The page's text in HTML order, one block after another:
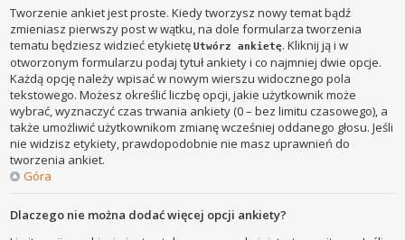
Tworzenie ankiet jest proste. Kiedy tworzysz nowy temat bądź
zmieniasz pierwszy post w wątku, na dole formularza tworzenia
tematu będziesz widzieć etykietęUtwórz ankietę. Kliknij ją i w
otworzonym formularzu podaj tytuł ankiety i co najmniej dwie opcje.
Każdą opcję należy wpisać w nowym wierszu widocznego pola
tekstowego. Możesz określić liczbę opcji, jakie użytkownik może
wybrać, wyznaczyć czas trwania ankiety (0 – bez limitu czasowego), a
także umożliwić użytkownikom zmianę wcześniej oddanego głosu. Jeśli
nie widzisz etykiety, prawdopodobnie nie masz uprawnień do
tworzenia ankiet.
Góra
Dlaczego nie można dodać więcej opcji ankiety?